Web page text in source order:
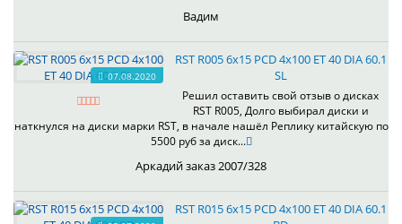
Вадим
07.08.2020
RST R005 6x15 PCD 4x100 ET 40 DIA 60.1
SL
Решил оставить свой отзыв о дисках
RST R005, Долго выбирал диски и
наткнулся на диски марки RST, в начале нашёл Реплику китайскую по
5500 руб за диск...
Аркадий заказ 2007/328
RST R015 6x15 PCD 4x100 ET 40 DIA 60.1